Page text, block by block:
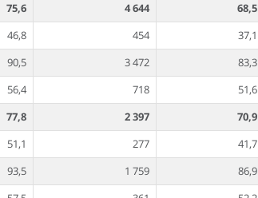
75,6 4 644
68,5
46,8 454
37,1
90,5 3 472
83,3
56,4 718
51,6
77,8 2 397
70,9
51,1 277
41,7
93,5 1 759
86,9